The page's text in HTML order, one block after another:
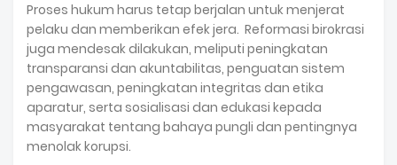
Proses hukum harus tetap berjalan untuk menjerat
pelaku dan memberikan efek jera. Reformasi birokrasi
juga mendesak dilakukan, meliputi peningkatan
transparansi dan akuntabilitas, penguatan sistem
pengawasan, peningkatan integritas dan etika
aparatur, serta sosialisasi dan edukasi kepada
masyarakat tentang bahaya pungli dan pentingnya
menolak korupsi.